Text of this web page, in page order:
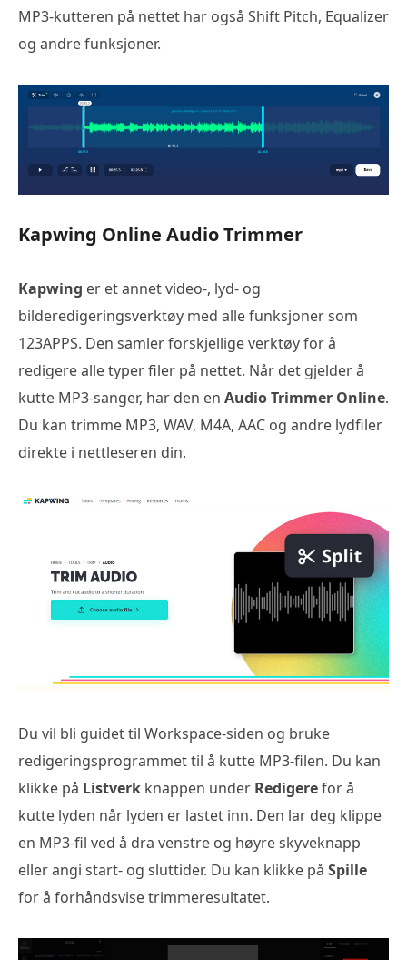
MP3-kutteren på nettet har også Shift Pitch, Equalizer
og andre funksjoner.
Kapwing Online Audio Trimmer
Kapwing er et annet video-, lyd- og
bilderedigeringsverktøy med alle funksjoner som
123APPS. Den samler forskjellige verktøy for å
redigere alle typer filer på nettet. Når det gjelder å
kutte MP3-sanger, har den en Audio Trimmer Online.
Du kan trimme MP3, WAV, M4A, AAC og andre lydfiler
direkte i nettleseren din.
Du vil bli guidet til Workspace-siden og bruke
redigeringsprogrammet til å kutte MP3-filen. Du kan
klikke på Listverk knappen under Redigerefor å
kutte lyden når lyden er lastet inn. Den lar deg klippe
en MP3-fil ved å dra venstre og høyre skyveknapp
eller angi start- og sluttider. Du kan klikke på Spille
for å forhåndsvise trimmeresultatet.